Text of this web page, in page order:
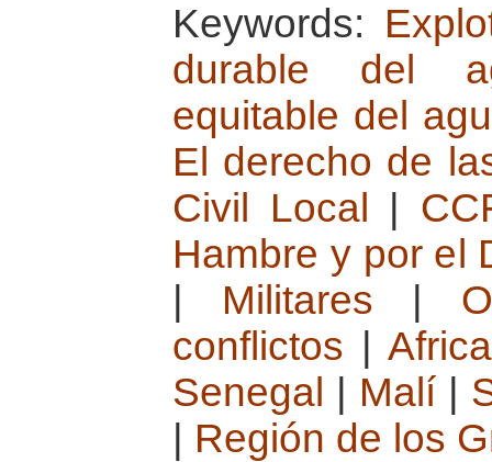
Keywords:
durable del
equitable del
El derecho de
Civil Local
Hambre y por el
Militares
conflictos |
Senegal
Malí
Región de los